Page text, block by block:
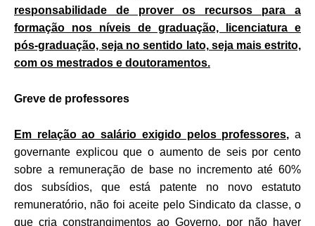
responsabilidade de prover os recursos para a
formação nos níveis de graduação, licenciatura e
pós-graduação, seja no sentido lato, seja mais estrito,
com os mestrados e doutoramentos.
Greve de professores
Em relação ao salário exigido pelos professores, a
governante explicou que o aumento de seis por cento
sobre a remuneração de base no incremento até 60%
dos subsídios, que está patente no novo estatuto
remuneratório, não foi aceite pelo Sindicato da classe, o
que cria constrangimentos ao Governo, por não haver